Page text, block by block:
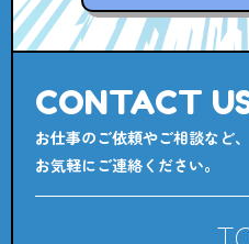
CONTACT
お仕事のご依頼やご相談など、
お気軽にご連絡ください。